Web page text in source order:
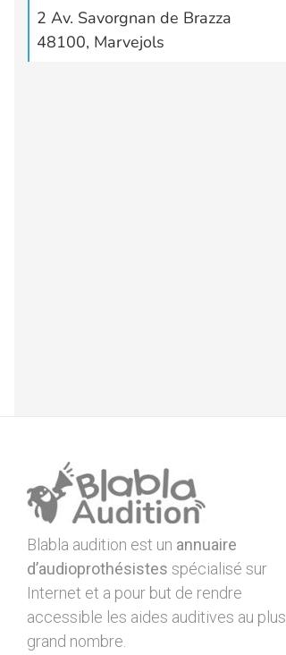
2 Av. Savorgnan de Brazza
48100, Marvejols
Blabla audition est un annuaire
d’audioprothésistes spécialisé sur
Internet et a pour but de rendre
accessible les aides auditives au plus
grand nombre.